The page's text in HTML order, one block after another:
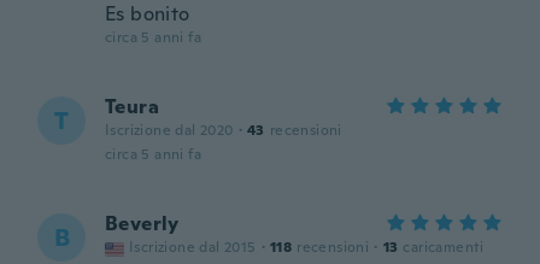
Es bonito
circa 5 anni fa
T Teura
Iscrizione dal 2020 · 43 recensioni
circa 5 anni fa
B Beverly
Iscrizione dal 2015 · 118 recensioni · 13 caricamenti